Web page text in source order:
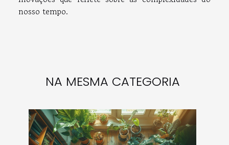
nosso tempo.
NA MESMA CATEGORIA